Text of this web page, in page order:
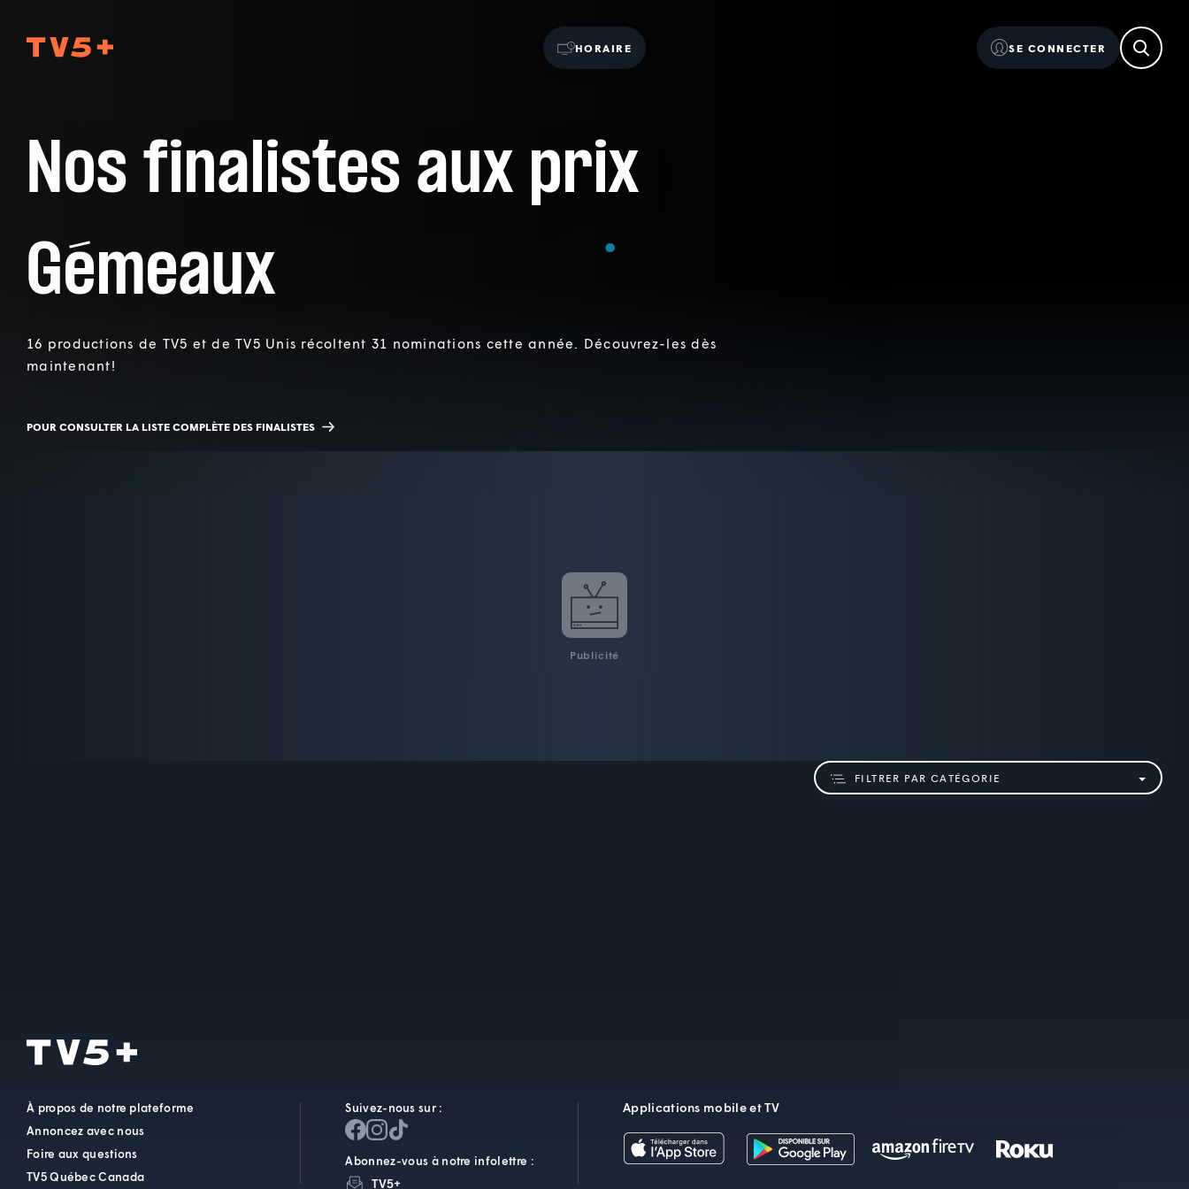
HORAIRE SE CONNECTER
Nos finalistes aux prix
Gémeaux
16 productions de TV5 et de TV5 Unis récoltent 31 nominations cette année. Découvrez-les dès
maintenant!
POUR CONSULTER LA LISTE COMPLÈTE DES FINALISTES
Publicité
À propos de notre plateforme
Annoncez avec nous
Foire aux questions
TV5 Québec Canada
Suivez-nous sur :
Abonnez-vous à notre infolettre :
TV5+
Applications mobile et TV